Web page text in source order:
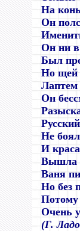
На
Он
Он ни в
Был
Но щей
Лаптем
Он
Не
И
Вышла
Ваня
Но без
Очень
(Г.